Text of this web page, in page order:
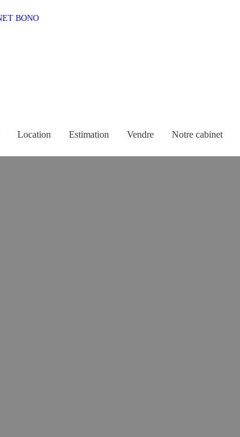
Location Estimation Vendre Notre cabinet